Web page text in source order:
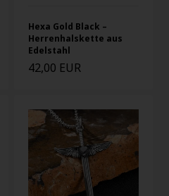
Hexa Gold Black –
Herrenhalskette aus
Edelstahl
42,00 EUR